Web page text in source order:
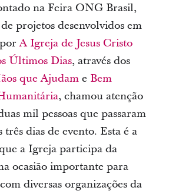
na Feira ONG Brasil,
projetos desenvolvidos em
A Igreja de Jesus Cristo
Últimos Dias, através dos
que Ajudame Bem
, chamou atenção
mil pessoas que passaram
dias de evento. Esta é a
a Igreja participa da
ocasião importante para
diversas organizações da